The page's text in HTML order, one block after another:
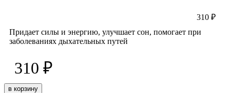
310 ₽
Придает силы и энергию, улучшает сон, помогает при
заболеваниях дыхательных путей
310 ₽
в корзину